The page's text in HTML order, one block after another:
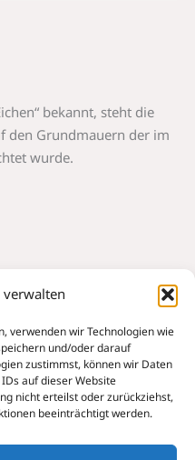
verwenden wir Technologien wie
und/oder darauf
zustimmst, können wir Daten
auf dieser Website
nicht erteilst oder zurückziehst,
beeinträchtigt werden.
bekannt, steht die
den Grundmauern der im
wurde.